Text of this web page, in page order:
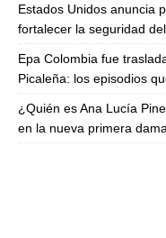
Estados Unidos anuncia
fortalecer la seguridad
Epa Colombia fue
Picaleña: los episodios
¿Quién es Ana Lucía
en la nueva primera